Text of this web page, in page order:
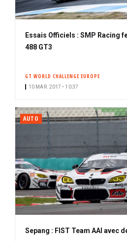
Essais Officiels : SMP Racing
488 GT3
GT WORLD CHALLENGE EUROPE
10 MAR. 2017 • 10:37
AUTO
Sepang : FIST Team AAI avec